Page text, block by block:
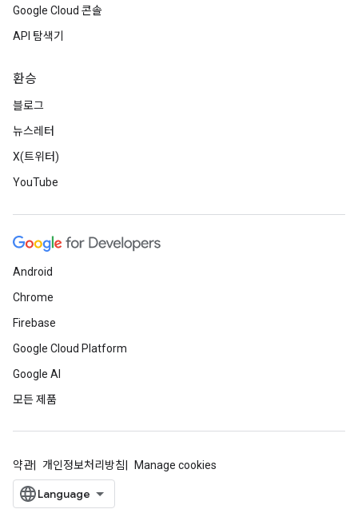
Google Cloud 콘솔
API 탐색기
환승
블로그
뉴스레터
X(트위터)
YouTube
Android
Chrome
Firebase
Google Cloud Platform
Google AI
모든 제품
약관 개인정보처리방침 Manage cookies